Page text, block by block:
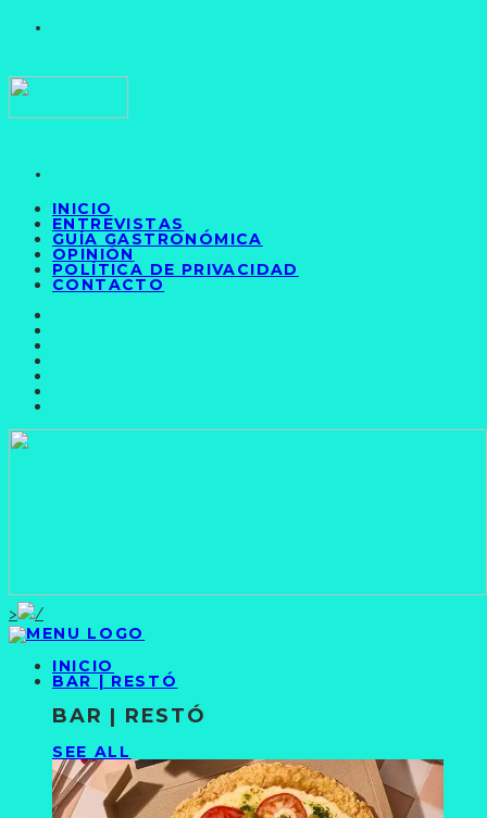
INICIO
ENTREVISTAS
GUÍA GASTRONÓMICA
OPINIÓN
POLÍTICA DE PRIVACIDAD
CONTACTO
>
INICIO
BAR | RESTÓ
BAR | RESTÓ
SEE ALL